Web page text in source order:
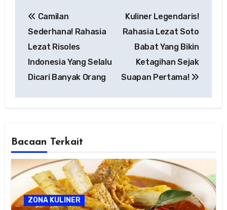
navigation
Camilan
Sederhana! Rahasia
Lezat Risoles
Indonesia Yang Selalu
Dicari Banyak Orang
Kuliner Legendaris!
Rahasia Lezat Soto
Babat Yang Bikin
Ketagihan Sejak
Suapan Pertama!
Bacaan Terkait
ZONA KULINER